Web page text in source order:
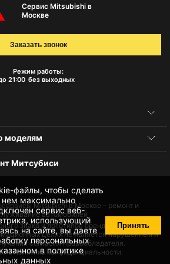
файлы, чтобы сделать
максимально
сервис веб-
использующий
на сайте, вы даете
персональных
в политике
данных
Принять
Сервис Mitsubishi в
Москве
Режим работы:
21:00 без выходных
Заказать звонок
моделям
Митсубиси
Mitsubishi в Москве – ремонт и
автомобилей
знака и логотипов бренда происходит
целях не является нарушением и
согласия правообладателя.
и политика конфиденциальности.